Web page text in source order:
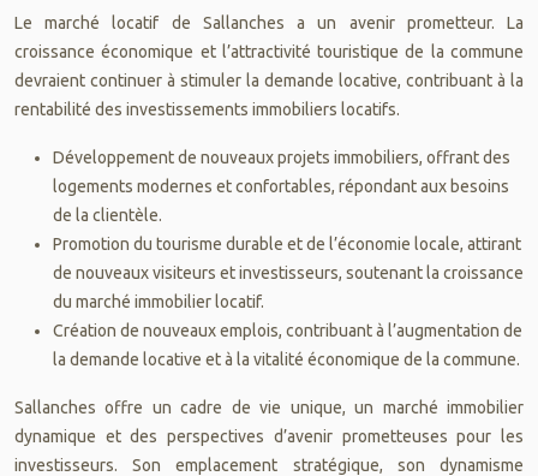
Le marché locatif de Sallanches a un avenir prometteur. La
croissance économique et l’attractivité touristique de la commune
devraient continuer à stimuler la demande locative, contribuant à la
rentabilité des investissements immobiliers locatifs.
Développement de nouveaux projets immobiliers, offrant des
logements modernes et confortables, répondant aux besoins
de la clientèle.
Promotion du tourisme durable et de l’économie locale, attirant
de nouveaux visiteurs et investisseurs, soutenant la croissance
du marché immobilier locatif.
Création de nouveaux emplois, contribuant à l’augmentation de
la demande locative et à la vitalité économique de la commune.
Sallanches offre un cadre de vie unique, un marché immobilier
dynamique et des perspectives d’avenir prometteuses pour les
investisseurs. Son emplacement stratégique, son dynamisme